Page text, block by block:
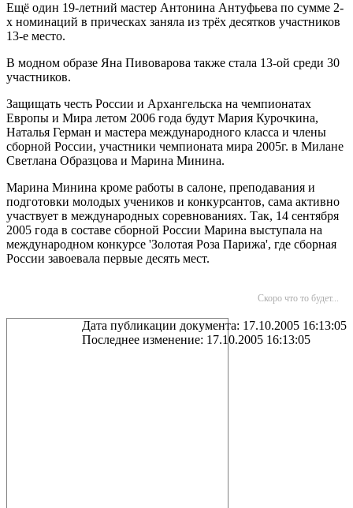
Ещё один 19-летний мастер Антонина Антуфьева по сумме 2-
х номинаций в прическах заняла из трёх десятков участников
13-е место.
В модном образе Яна Пивоварова также стала 13-ой среди 30
участников.
Защищать честь России и Архангельска на чемпионатах
Европы и Мира летом 2006 года будут Мария Курочкина,
Наталья Герман и мастера международного класса и члены
сборной России, участники чемпионата мира 2005г. в Милане
Светлана Образцова и Марина Минина.
Марина Минина кроме работы в салоне, преподавания и
подготовки молодых учеников и конкурсантов, сама активно
участвует в международных соревнованиях. Так, 14 сентября
2005 года в составе сборной России Марина выступала на
международном конкурсе 'Золотая Роза Парижа', где сборная
России завоевала первые десять мест.
Скоро что то будет...
Дата публикации документа: 17.10.2005 16:13:05
Последнее изменение: 17.10.2005 16:13:05